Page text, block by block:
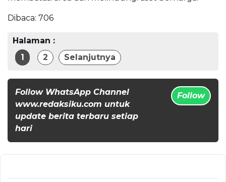
Dibaca: 706
Halaman :
1
2 Selanjutnya
Follow WhatsApp Channel
www.redaksiku.com untuk
update berita terbaru setiap
hari
Follow